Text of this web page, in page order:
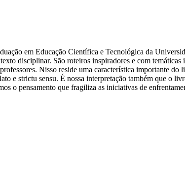
em Educação Científica e Tecnológica da
disciplinar. São roteiros inspiradores e com
Nisso reside uma característica importante
e strictu sensu. É nossa interpretação também que o
o pensamento que fragiliza as iniciativas de